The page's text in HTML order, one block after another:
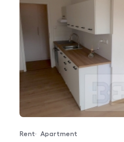
Offer type
Rent
Property type
Apartment